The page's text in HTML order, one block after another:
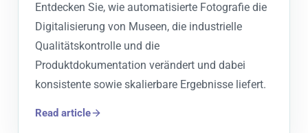
Entdecken Sie, wie automatisierte Fotografie die
Digitalisierung von Museen, die industrielle
Qualitätskontrolle und die
Produktdokumentation verändert und dabei
konsistente sowie skalierbare Ergebnisse liefert.
Read article